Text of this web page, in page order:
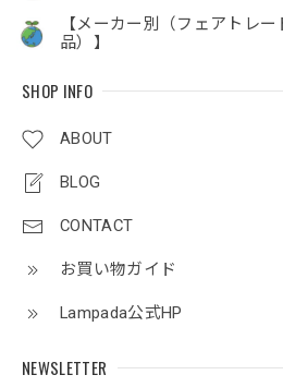
【メーカー別（フェアトレ
品）】
SHOP INFO
ABOUT
BLOG
CONTACT
お買い物ガイド
Lampada公式HP
NEWSLETTER